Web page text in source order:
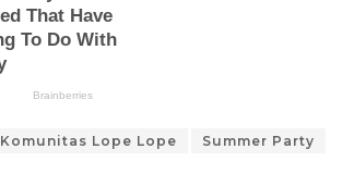
Komunitas Lope Lope Summer Party